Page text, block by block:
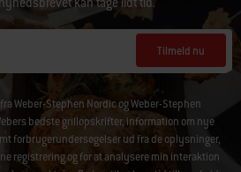
Tilmeld nu
Weber-Stephen Nordic og Weber-Stephen
bedste grillopskrifter, information om nye
forbrugerundersøgelser ud fra de oplysninger,
registrering og for at analysere min interaktion